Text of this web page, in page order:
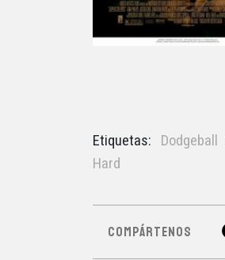
Etiquetas: Dodgeball
Hard
COMPÁRTENOS